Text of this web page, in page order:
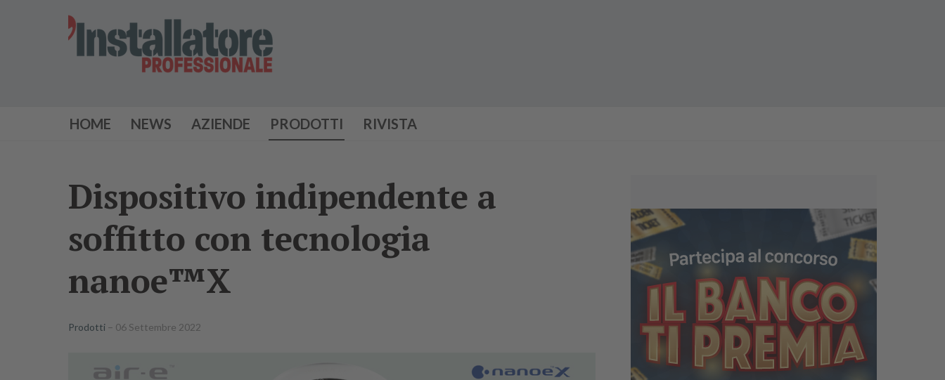
HOME NEWS AZIENDE PRODOTTI RIVISTA
Dispositivo indipendente a
soffitto con tecnologia
nanoe™X
Prodotti 06 Settembre 2022